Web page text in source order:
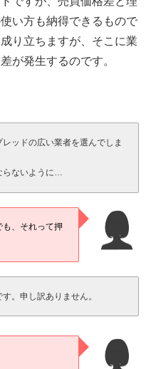
い方も納得できるもので
り立ちますが、そこに業
が発生するのです。
ッドの広い業者を選んでしま
らないように…
も、それって押
。申し訳ありません。